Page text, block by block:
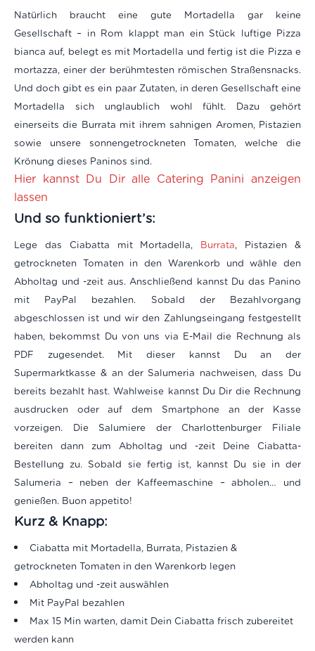
Natürlich braucht eine gute Mortadella gar keine
Gesellschaft – in Rom klappt man ein Stück luftige Pizza
bianca auf, belegt es mit Mortadella und fertig ist die Pizza e
mortazza, einer der berühmtesten römischen Straßensnacks.
Und doch gibt es ein paar Zutaten, in deren Gesellschaft eine
Mortadella sich unglaublich wohl fühlt. Dazu gehört
einerseits die Burrata mit ihrem sahnigen Aromen, Pistazien
sowie unsere sonnengetrockneten Tomaten, welche die
Krönung dieses Paninos sind.
Hier kannst Du Dir alle Catering Panini anzeigen
lassen
Und so funktioniert’s:
Lege das Ciabatta mit Mortadella, Burrata, Pistazien &
getrockneten Tomaten in den Warenkorb und wähle den
Abholtag und -zeit aus. Anschließend kannst Du das Panino
mit PayPal bezahlen. Sobald der Bezahlvorgang
abgeschlossen ist und wir den Zahlungseingang festgestellt
haben, bekommst Du von uns via E-Mail die Rechnung als
PDF zugesendet. Mit dieser kannst Du an der
Supermarktkasse & an der Salumeria nachweisen, dass Du
bereits bezahlt hast. Wahlweise kannst Du Dir die Rechnung
ausdrucken oder auf dem Smartphone an der Kasse
vorzeigen. Die Salumiere der Charlottenburger Filiale
bereiten dann zum Abholtag und -zeit Deine Ciabatta-
Bestellung zu. Sobald sie fertig ist, kannst Du sie in der
Salumeria – neben der Kaffeemaschine – abholen… und
genießen. Buon appetito!
Kurz & Knapp:
Ciabatta mit Mortadella, Burrata, Pistazien &
getrockneten Tomaten in den Warenkorb legen
Abholtag und -zeit auswählen
Mit PayPal bezahlen
Max 15 Min warten, damit Dein Ciabatta frisch zubereitet
werden kann